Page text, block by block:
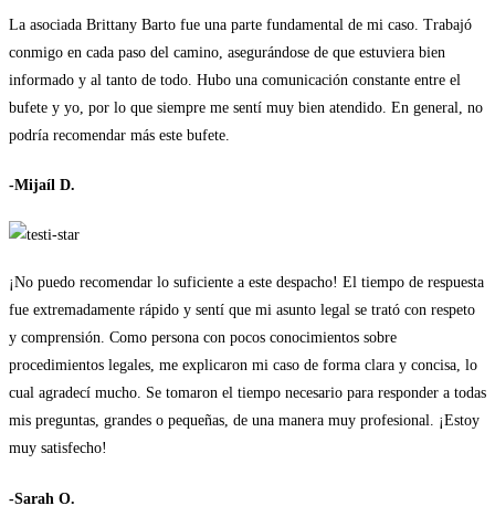
La asociada Brittany Barto fue una parte fundamental de mi caso. Trabajó
conmigo en cada paso del camino, asegurándose de que estuviera bien
informado y al tanto de todo. Hubo una comunicación constante entre el
bufete y yo, por lo que siempre me sentí muy bien atendido. En general, no
podría recomendar más este bufete.
-Mijaíl D.
¡No puedo recomendar lo suficiente a este despacho! El tiempo de respuesta
fue extremadamente rápido y sentí que mi asunto legal se trató con respeto
y comprensión. Como persona con pocos conocimientos sobre
procedimientos legales, me explicaron mi caso de forma clara y concisa, lo
cual agradecí mucho. Se tomaron el tiempo necesario para responder a todas
mis preguntas, grandes o pequeñas, de una manera muy profesional. ¡Estoy
muy satisfecho!
-Sarah O.